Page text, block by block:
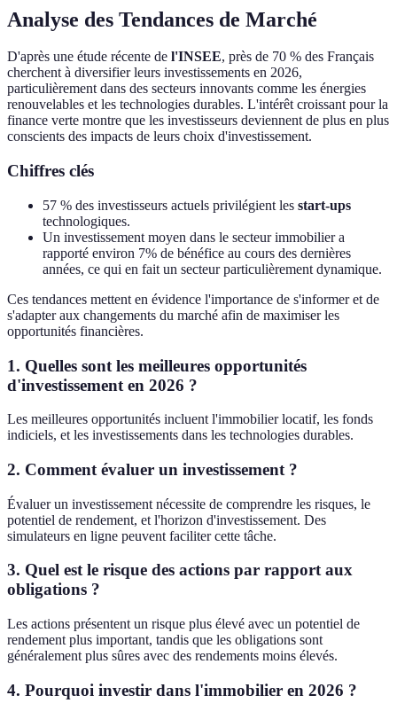
Analyse des Tendances de Marché
D'après une étude récente de l'INSEE, près de 70 % des Français
cherchent à diversifier leurs investissements en 2026,
particulièrement dans des secteurs innovants comme les énergies
renouvelables et les technologies durables. L'intérêt croissant pour la
finance verte montre que les investisseurs deviennent de plus en plus
conscients des impacts de leurs choix d'investissement.
Chiffres clés
57 % des investisseurs actuels privilégient les start-ups
technologiques.
Un investissement moyen dans le secteur immobilier a
rapporté environ 7% de bénéfice au cours des dernières
années, ce qui en fait un secteur particulièrement dynamique.
Ces tendances mettent en évidence l'importance de s'informer et de
s'adapter aux changements du marché afin de maximiser les
opportunités financières.
1. Quelles sont les meilleures opportunités
d'investissement en 2026 ?
Les meilleures opportunités incluent l'immobilier locatif, les fonds
indiciels, et les investissements dans les technologies durables.
2. Comment évaluer un investissement ?
Évaluer un investissement nécessite de comprendre les risques, le
potentiel de rendement, et l'horizon d'investissement. Des
simulateurs en ligne peuvent faciliter cette tâche.
3. Quel est le risque des actions par rapport aux
obligations ?
Les actions présentent un risque plus élevé avec un potentiel de
rendement plus important, tandis que les obligations sont
généralement plus sûres avec des rendements moins élevés.
4. Pourquoi investir dans l'immobilier en 2026 ?